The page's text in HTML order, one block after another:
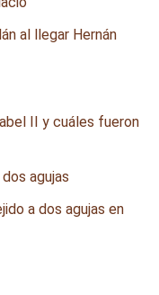
al llegar Hernán
II y cuáles fueron
a dos agujas en